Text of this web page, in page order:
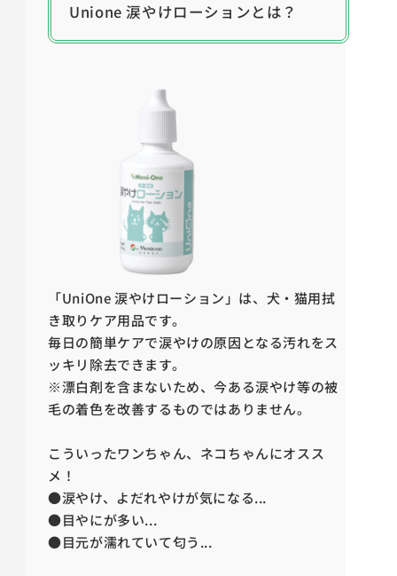
Unione 涙やけローションとは？
「UniOne 涙やけローション」は、 犬・猫用拭
き取りケア用品です。
毎日の簡単ケアで涙やけの原因となる汚れをス
ッキリ除去できます。
※漂白剤を含まないため、今ある涙やけ等の被
毛の着色を改善するものではありません。
こういったワンちゃん、ネコちゃんにオスス
メ！
●涙やけ、よだれやけが気になる...
●目やにが多い...
●目元が濡れていて匂う...